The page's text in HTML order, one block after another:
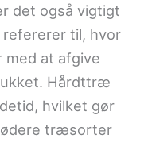
det også vigtigt
til, hvor
at afgive
Hårdttræ
hvilket gør
træsorter